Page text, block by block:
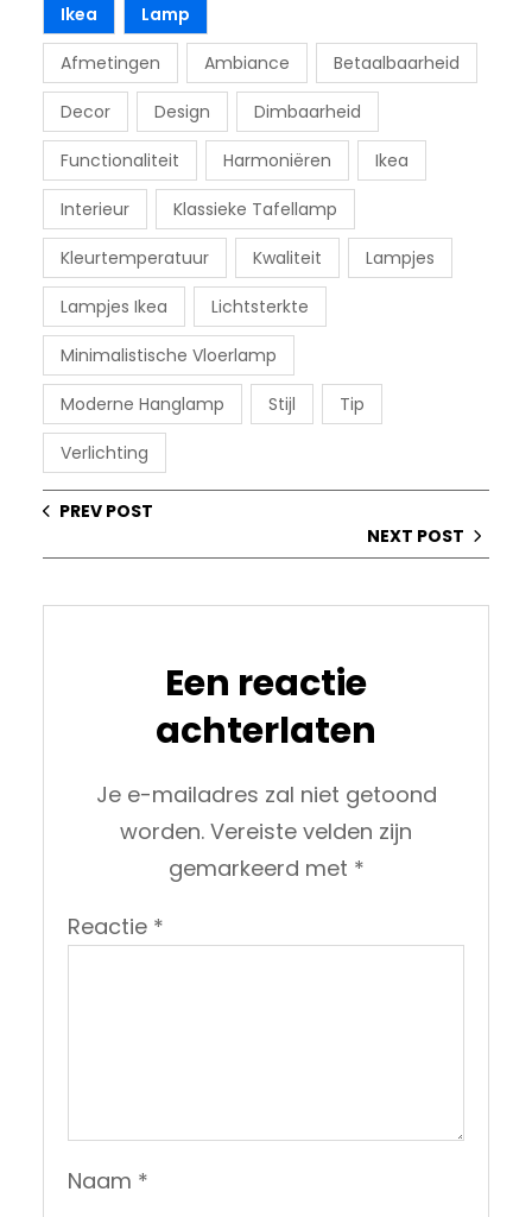
Ikea Lamp
Afmetingen Ambiance Betaalbaarheid
Decor Design Dimbaarheid
Functionaliteit Harmoniëren Ikea
Interieur Klassieke Tafellamp
Kleurtemperatuur Kwaliteit Lampjes
Lampjes Ikea Lichtsterkte
Minimalistische Vloerlamp
Moderne Hanglamp Stijl Tip
Verlichting
PREV POST
NEXT POST
Een reactie
achterlaten
Je e-mailadres zal niet getoond
worden. Vereiste velden zijn
gemarkeerd met *
Reactie *
Naam *